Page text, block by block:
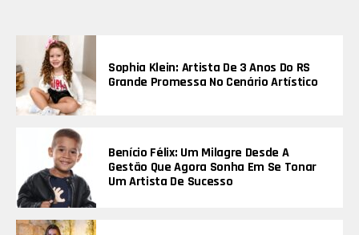
Sophia Klein: Artista De 3 Anos Do RS
Grande Promessa No Cenário Artístico
Benício Félix: Um Milagre Desde A
Gestão Que Agora Sonha Em Se Tonar
Um Artista De Sucesso